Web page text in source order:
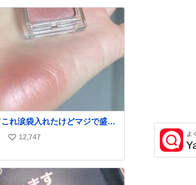
ついて声明を公表した。「第
構内放送設備に外部から不正
た可能性も含めて確認を実
ね
れ涙袋入れたけどマジで盛れ
…
い
ね
数
12,747